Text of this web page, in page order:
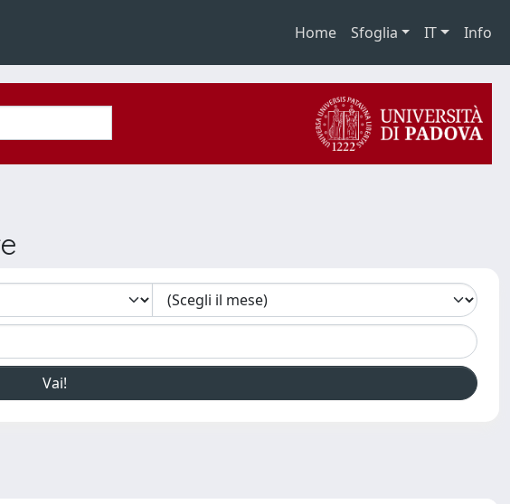
Home Sfoglia IT Info